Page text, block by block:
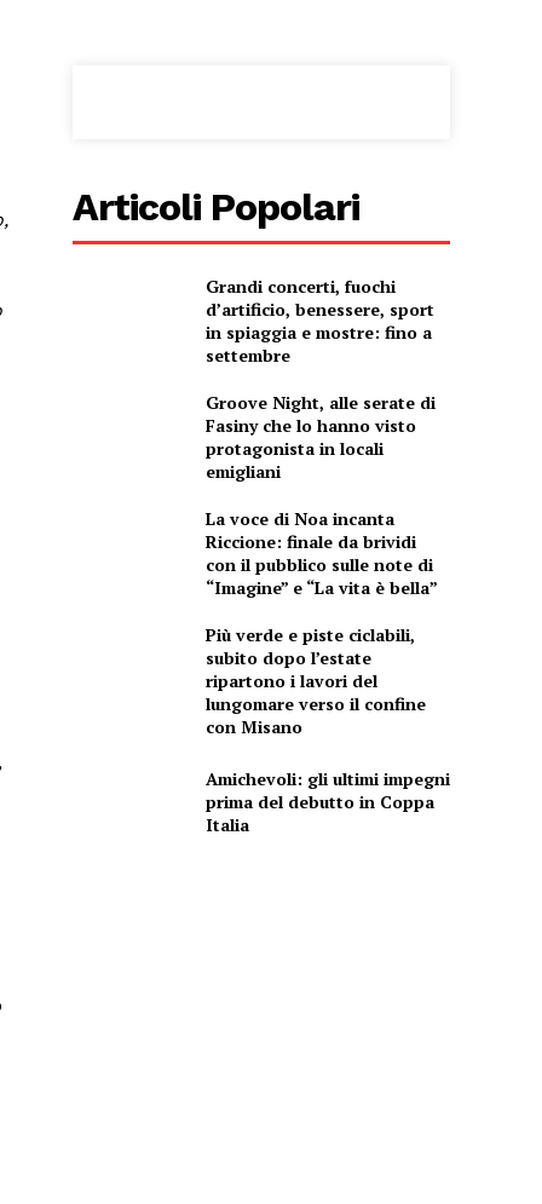
Articoli Popolari
Grandi concerti, fuochi
d’artificio, benessere, sport
in spiaggia e mostre: fino a
settembre
Groove Night, alle serate di
Fasiny che lo hanno visto
protagonista in locali
emigliani
La voce di Noa incanta
Riccione: finale da brividi
con il pubblico sulle note di
“Imagine” e “La vita è bella”
Più verde e piste ciclabili,
subito dopo l’estate
ripartono i lavori del
lungomare verso il confine
con Misano
Amichevoli: gli ultimi impegni
prima del debutto in Coppa
Italia